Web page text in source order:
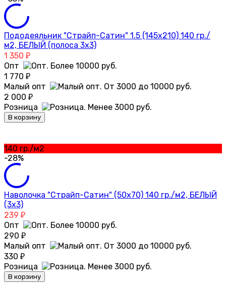
Пододеяльник "Страйп-Сатин" 1.5 (145х210) 140 гр./
м2, БЕЛЫЙ (полоса 3х3)
1 350 ₽
Опт
1 770 ₽
Малый опт
2 000 ₽
Розница
В корзину
140 гр./м2
-28%
Наволочка "Страйп-Сатин" (50х70) 140 гр./м2, БЕЛЫЙ
(3х3)
239 ₽
Опт
290 ₽
Малый опт
330 ₽
Розница
В корзину